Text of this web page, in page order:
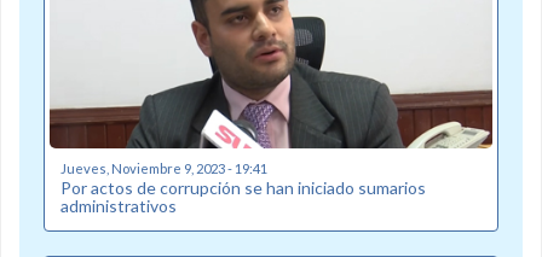
Jueves, Noviembre 9, 2023 - 19:41
Por actos de corrupción se han iniciado sumarios
administrativos